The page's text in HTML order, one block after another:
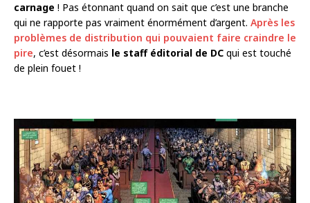
carnage ! Pas étonnant quand on sait que c’est une branche
qui ne rapporte pas vraiment énormément d’argent. Après les
problèmes de distribution qui pouvaient faire craindre le
pire, c’est désormais le staff éditorial de DC qui est touché
de plein fouet !